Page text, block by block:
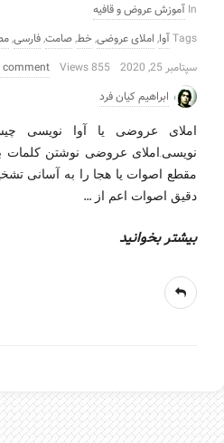
In آموزش عروض و قافیه
Tagsآوا, املای عروضی,خط,صامت,فارسی,
سپتامبر 25, 2020
855 Views
comment
ابراهیم کیان فرد
املای عروضی یا آوا نویسی
نویسی.املای عروضی نوشتن
مقطع اصوات یا هجا را به آسانی
دقیق اصوات اعم از …
بیشتر بخوانید